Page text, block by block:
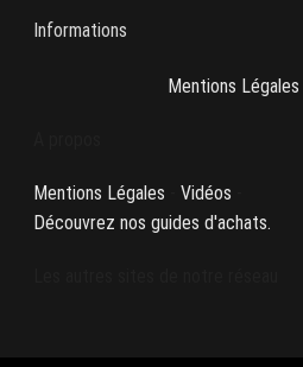
Informations
Mentions Légales
Mentions Légales Vidéos
Découvrez nos guides d'achats.